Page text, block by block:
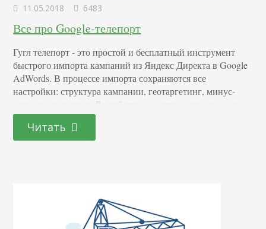
11.05.2018 6483
Все про Google-телепорт
Гугл телепорт - это простой и бесплатный инструмент
быстрого импорта кампаний из Яндекс Директа в Google
AdWords. В процессе импорта сохраняются все
настройки: структура кампании, геотаргетинг, минус-
слова и ключевики. Разработчики системы предложили
этот продукт в помощь не только новичкам, но и
квалифицированным рекламодателям. Преимущества Эта
разработка имеет следующие достоинства: Экономия
Читать